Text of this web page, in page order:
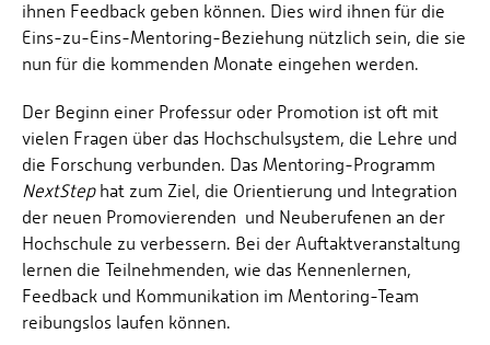
ihnen Feedback geben können. Dies wird ihnen für die
Eins-zu-Eins-Mentoring-Beziehung nützlich sein, die sie
nun für die kommenden Monate eingehen werden.
Der Beginn einer Professur oder Promotion ist oft mit
vielen Fragen über das Hochschulsystem, die Lehre und
die Forschung verbunden. Das Mentoring-Programm
NextStephat zum Ziel, die Orientierung und Integration
der neuen Promovierenden und Neuberufenen an der
Hochschule zu verbessern. Bei der Auftaktveranstaltung
lernen die Teilnehmenden, wie das Kennenlernen,
Feedback und Kommunikation im Mentoring-Team
reibungslos laufen können.